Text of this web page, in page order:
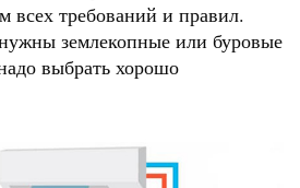
всех требований и правил.
землекопные или буровые
выбрать хорошо